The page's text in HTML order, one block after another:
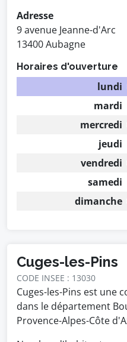
Adresse
9 avenue Jeanne-d'Arc
13400 Aubagne
Horaires d'ouverture
lundi
mardi
mercredi
jeudi
vendredi
samedi
dimanche
Cuges-les-Pins
CODE INSEE : 13030
Cuges-les-Pins est une
dans le département
Provence-Alpes-Côte